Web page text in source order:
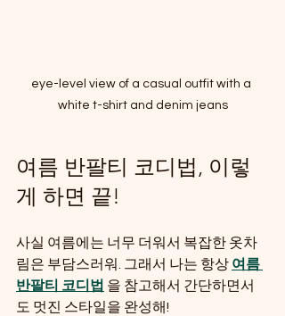
eye-level view of a casual outfit with a
white t-shirt and denim jeans
여름 반팔티 코디법, 이렇
게 하면 끝!
사실 여름에는 너무 더워서 복잡한 옷차
림은 부담스러워. 그래서 나는 항상 여름
반팔티 코디법 을 참고해서 간단하면서
도 멋진 스타일을 완성해!